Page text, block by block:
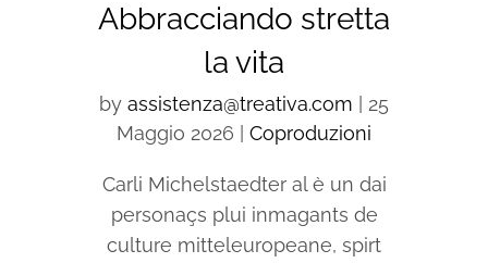
Abbracciando stretta
la vita
by assistenza@treativa.com
25
Maggio 2026
Coproduzioni
Carli Michelstaedter al è un dai
personaçs plui inmagants de
culture mitteleuropeane, spirt